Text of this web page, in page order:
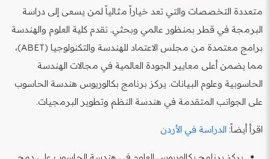
متعددة التخصصات والتي تعد خياراً مثالياً لمن يسعى إلى دراسة
البرمجة في قطر بمنظور عالمي وبحثي. تقدم كلية العلوم والهندسة
برامج معتمدة من مجلس الاعتماد للهندسة والتكنولوجيا (ABET)،
مما يضمن أعلى معايير الجودة العالمية في مجالات الهندسة
الحاسوبية وعلوم البيانات. يركز برنامج بكالوريوس هندسة الحاسوب
على الجوانب المتقدمة في هندسة النظم وتطوير البرمجيات.
اقرأ أيضاً: الدراسة في الأردن